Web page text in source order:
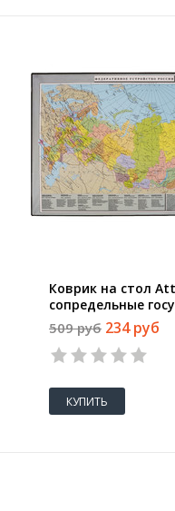
Коврик на стол
сопредельные
цветной, ПВХ)
509 руб 234 руб
КУПИТЬ